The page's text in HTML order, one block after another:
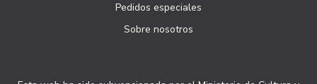
Pedidos especiales
Sobre nosotros